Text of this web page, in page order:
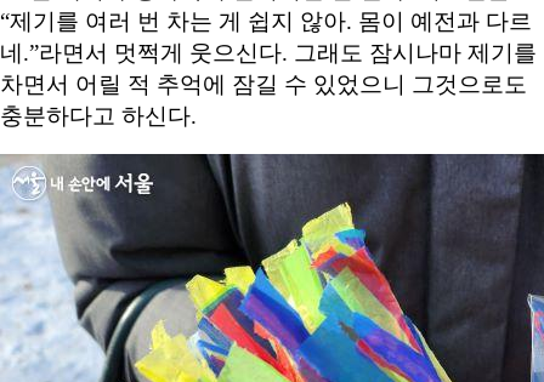
“제기를 여러 번 차는 게 쉽지 않아. 몸이 예전과 다르
네.”라면서 멋쩍게 웃으신다. 그래도 잠시나마 제기를
차면서 어릴 적 추억에 잠길 수 있었으니 그것으로도
충분하다고 하신다.